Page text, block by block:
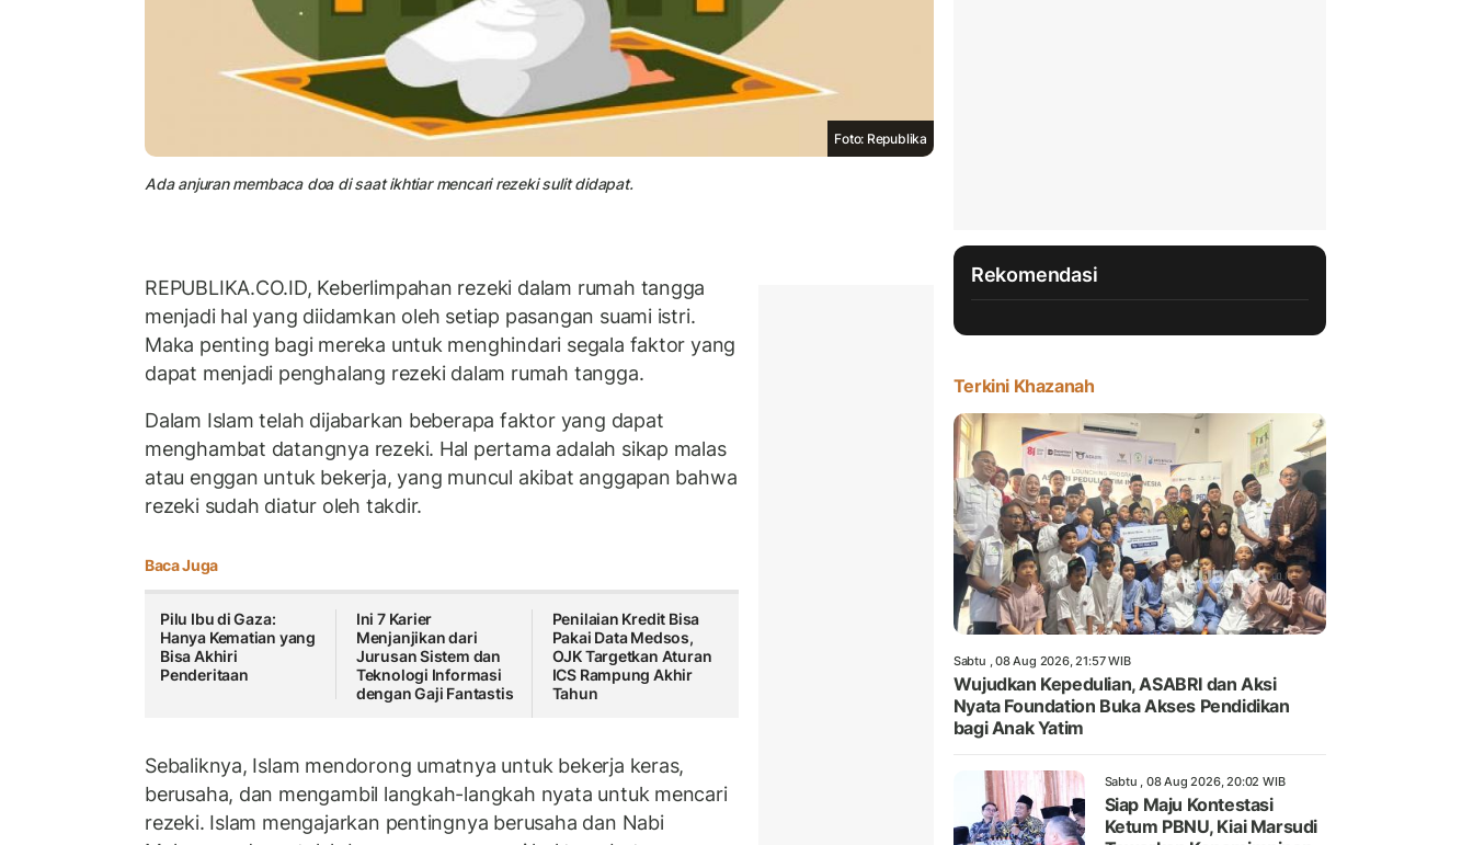
Foto: Republika
Ada anjuran membaca doa di saat ikhtiar mencari rezeki sulit didapat.
REPUBLIKA.CO.ID, Keberlimpahan rezeki dalam rumah tangga
menjadi hal yang diidamkan oleh setiap pasangan suami istri.
Maka penting bagi mereka untuk menghindari segala faktor yang
dapat menjadi penghalang rezeki dalam rumah tangga.
Dalam Islam telah dijabarkan beberapa faktor yang dapat
menghambat datangnya rezeki. Hal pertama adalah sikap malas
atau enggan untuk bekerja, yang muncul akibat anggapan bahwa
rezeki sudah diatur oleh takdir.
Baca Juga
Pilu Ibu di Gaza:
Hanya Kematian yang
Bisa Akhiri
Penderitaan
Ini 7 Karier
Menjanjikan dari
Jurusan Sistem dan
Teknologi Informasi
dengan Gaji Fantastis
Penilaian Kredit Bisa
Pakai Data Medsos,
OJK Targetkan Aturan
ICS Rampung Akhir
Tahun
Sebaliknya, Islam mendorong umatnya untuk bekerja keras,
berusaha, dan mengambil langkah-langkah nyata untuk mencari
rezeki. Islam mengajarkan pentingnya berusaha dan Nabi
Rekomendasi
Terkini Khazanah
Sabtu , 08 Aug 2026, 21:57 WIB
Wujudkan Kepedulian, ASABRI dan Aksi
Nyata Foundation Buka Akses Pendidikan
bagi Anak Yatim
Sabtu , 08 Aug 2026, 20:02 WIB
Siap Maju Kontestasi
Ketum PBNU, Kiai Marsudi